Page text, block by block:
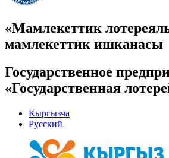
«Мамлекеттик
мамлекеттик ишканасы
Государственное
«Государственная
Кыргызча
Русский